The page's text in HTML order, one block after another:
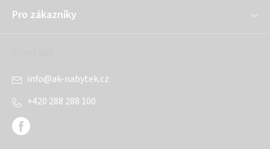
Pro zákazníky
info@ak-nabytek.cz
+420 288 288 100